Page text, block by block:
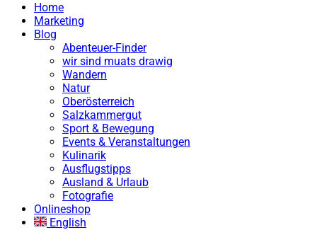
Home
Marketing
Blog
Abenteuer-Finder
wir sind muats drawig
Wandern
Natur
Oberösterreich
Salzkammergut
Sport & Bewegung
Events & Veranstaltungen
Kulinarik
Ausflugstipps
Ausland & Urlaub
Fotografie
Onlineshop
English